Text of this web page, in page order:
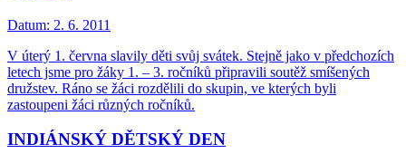
Datum: 2. 6. 2011
V úterý 1. června slavily děti svůj svátek. Stejně jako v předchozích
letech jsme pro žáky 1. – 3. ročníků připravili soutěž smíšených
družstev. Ráno se žáci rozdělili do skupin, ve kterých byli
zastoupeni žáci různých ročníků.
INDIÁNSKÝ DĚTSKÝ DEN